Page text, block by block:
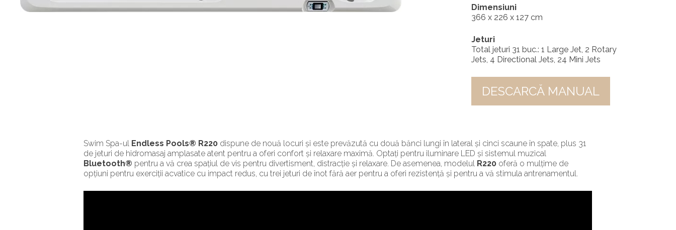
Dimensiuni
366 x 226 x 127 cm
Jeturi
Total jeturi 31 buc.: 1 Large Jet, 2 Rotary
Jets, 4 Directional Jets, 24 Mini Jets
DESCARCĂ MANUAL
Swim Spa-ul Endless Pools® R220 dispune de nouă locuri și este prevăzută cu două bănci lungi în lateral și cinci scaune în spate, plus 31
de jeturi de hidromasaj amplasate atent pentru a oferi confort și relaxare maximă. Optați pentru iluminare LED și sistemul muzical
Bluetooth® pentru a vă crea spațiul de vis pentru divertisment, distracție și relaxare. De asemenea, modelul R220 oferă o mulțime de
opțiuni pentru exerciții acvatice cu impact redus, cu trei jeturi de înot fără aer pentru a oferi rezistență și pentru a vă stimula antrenamentul.